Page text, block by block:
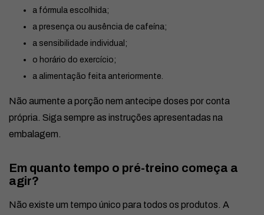
a fórmula escolhida;
a presença ou ausência de cafeína;
a sensibilidade individual;
o horário do exercício;
a alimentação feita anteriormente.
Não aumente a porção nem antecipe doses por conta
própria. Siga sempre as instruções apresentadas na
embalagem.
Em quanto tempo o pré-treino começa a
agir?
Não existe um tempo único para todos os produtos. A